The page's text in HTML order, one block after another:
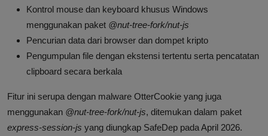
Kontrol mouse dan keyboard khusus Windows
menggunakan paket @nut-tree-fork/nut-js
Pencurian data dari browser dan dompet kripto
Pengumpulan file dengan ekstensi tertentu serta pencatatan
clipboard secara berkala
Fitur ini serupa dengan malware OtterCookie yang juga
menggunakan @nut-tree-fork/nut-js, ditemukan dalam paket
express-session-js yang diungkap SafeDep pada April 2026.